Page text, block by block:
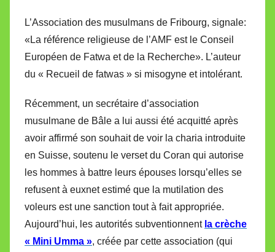
L’Association des musulmans de Fribourg, signale:
«La référence religieuse de l’AMF est le Conseil
Européen de Fatwa et de la Recherche». L’auteur
du « Recueil de fatwas » si misogyne et intolérant.
Récemment, un secrétaire d’association
musulmane de Bâle a lui aussi été acquitté après
avoir affirmé son souhait de voir la charia introduite
en Suisse, soutenu le verset du Coran qui autorise
les hommes à battre leurs épouses lorsqu’elles se
refusent à euxnet estimé que la mutilation des
voleurs est une sanction tout à fait appropriée.
Aujourd’hui, les autorités subventionnent la crèche
« Mini Umma », créée par cette association (qui